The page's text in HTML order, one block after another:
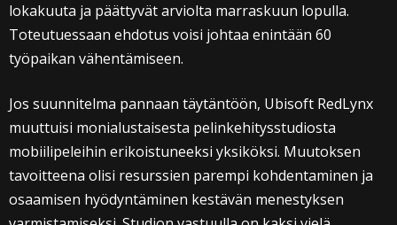
lokakuuta ja päättyvät arviolta marraskuun lopulla.
Toteutuessaan ehdotus voisi johtaa enintään 60
työpaikan vähentämiseen.
Jos suunnitelma pannaan täytäntöön, Ubisoft RedLynx
muuttuisi monialustaisesta pelinkehitysstudiosta
mobiilipeleihin erikoistuneeksi yksiköksi. Muutoksen
tavoitteena olisi resurssien parempi kohdentaminen ja
osaamisen hyödyntäminen kestävän menestyksen